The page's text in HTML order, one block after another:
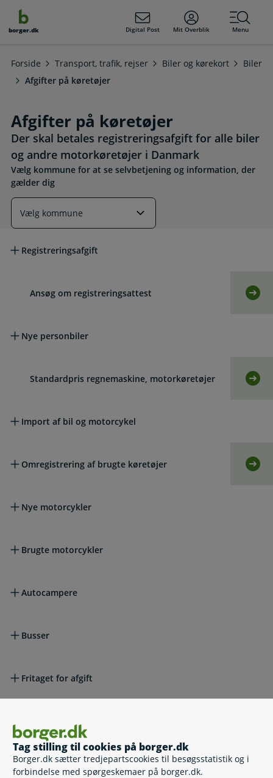
Tag stilling til cookies på borger.dk
Borger.dk sætter tredjepartscookies til besøgsstatistik og i
forbindelse med spørgeskemaer på borger.dk.
borger.dk Digital Post Mit Overblik Menu
Forside Transport, trafik, rejser Biler og kørekort
Biler
Afgifter på køretøjer
Afgifter på køretøjer
Der skal betales registreringsafgift for alle biler
og andre motorkøretøjer i Danmark
Vælg kommune for at se selvbetjening og information, der
gælder dig
Registreringsafgift
Ansøg om registreringsattest
Nye personbiler
Standardpris regnemaskine, motorkøretøjer
Import af bil og motorcykel
Omregistrering af brugte køretøjer
Nye motorcykler
Brugte motorcykler
Autocampere
Busser
Fritaget for afgift
Vægtafgift, grøn afgift CO2-ejerafgift og andre afgifter